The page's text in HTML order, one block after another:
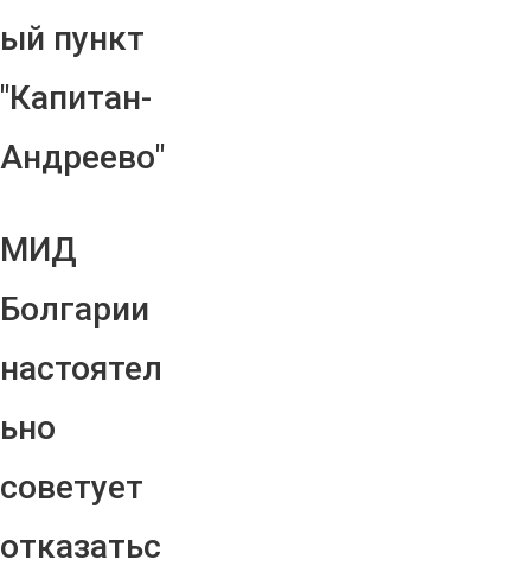
ый пункт
"Капитан-
Андреево"
МИД
Болгарии
настоятел
ьно
советует
отказатьс